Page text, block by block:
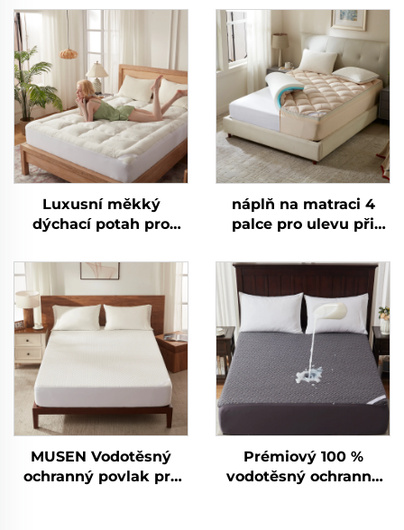
Luxusní měkký
dýchací potah pro
vyztužený potah pro
matraci
náplň na matraci 4
palce pro ulevu při
Dvouvrstvá střední
podpora (2" gelová
paměťová pěna + 2"
chladivý měkký
povrchový polštář),
dýchací a tlakem
ulehčující (bílé béžové)
MUSEN Vodotěsný
ochranný povlak pro
Prémiový 100 %
vodotěsný ochranný